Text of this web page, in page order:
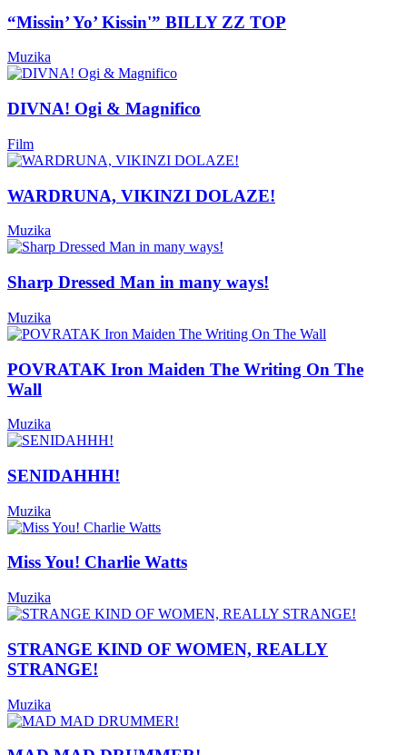
“Missin’ Yo’ Kissin'” BILLY ZZ TOP
Muzika
DIVNA! Ogi & Magnifico
Film
WARDRUNA, VIKINZI DOLAZE!
Muzika
Sharp Dressed Man in many ways!
Muzika
POVRATAK Iron Maiden The Writing On The
Wall
Muzika
SENIDAHHH!
Muzika
Miss You! Charlie Watts
Muzika
STRANGE KIND OF WOMEN, REALLY
STRANGE!
Muzika